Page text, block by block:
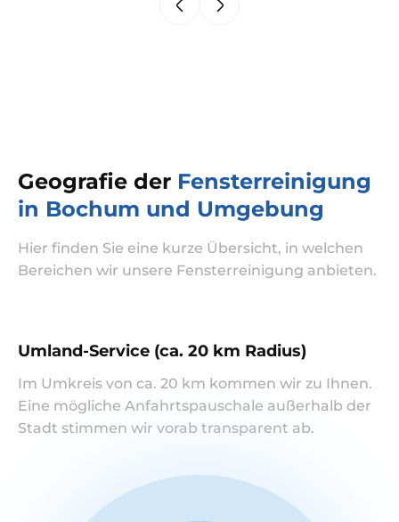
Geografie der Fensterreinigung
in Bochum und Umgebung
Hier finden Sie eine kurze Übersicht, in welchen
Bereichen wir unsere Fensterreinigung anbieten.
Umland-Service (ca. 20 km Radius)
Im Umkreis von ca. 20 km kommen wir zu Ihnen.
Eine mögliche Anfahrtspauschale außerhalb der
Stadt stimmen wir vorab transparent ab.